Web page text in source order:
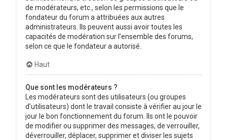
de modérateurs, etc., selon les permissions que le
fondateur du forum a attribuées aux autres
administrateurs. Ils peuvent aussi avoir toutes les
capacités de modération sur l’ensemble des forums,
selon ce que le fondateur a autorisé.
Haut
Que sont les modérateurs ?
Les modérateurs sont des utilisateurs (ou groupes
d’utilisateurs) dont le travail consiste à vérifier au jour le
jour le bon fonctionnement du forum. Ils ont le pouvoir
de modifier ou supprimer des messages, de verrouiller,
déverrouiller, déplacer, supprimer et diviser les sujets